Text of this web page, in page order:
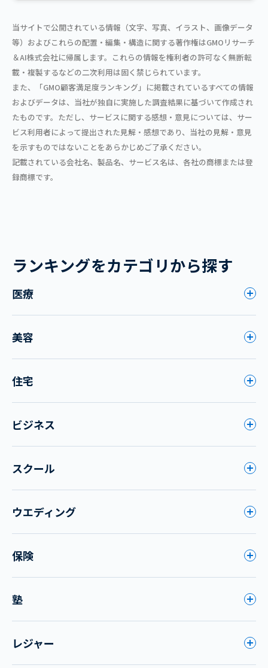
当サイトで公開されている情報（文字、写真、イラスト、画像データ
等）およびこれらの配置・編集・構造に関する著作権はGMOリサーチ
＆AI株式会社に帰属します。これらの情報を権利者の許可なく無断転
載・複製するなどの二次利用は固く禁じられています。
また、「GMO顧客満足度ランキング」に掲載されているすべての情報
およびデータは、当社が独自に実施した調査結果に基づいて作成され
たものです。ただし、サービスに関する感想・意見については、サー
ビス利用者によって提出された見解・感想であり、当社の見解・意見
を示すものではないことをあらかじめご了承ください。
記載されている会社名、製品名、サービス名は、各社の商標または登
録商標です。
ランキングをカテゴリから探す
医療
美容
住宅
ビジネス
スクール
ウエディング
保険
塾
レジャー